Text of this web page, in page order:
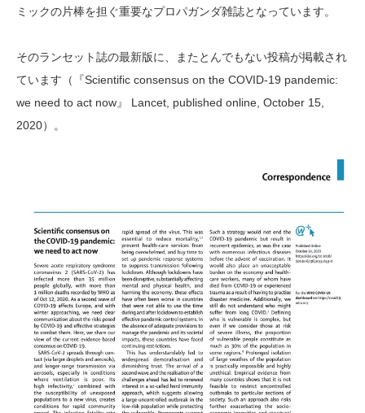
ミックの片棒を担ぐ重要なプロパガンダ雑誌となっています。
そのランセット誌の最新版に、またとんでもない投稿が掲載され
ています（『Scientific consensus on the COVID-19 pandemic:
we need to act now』 Lancet, published online, October 15,
2020）。